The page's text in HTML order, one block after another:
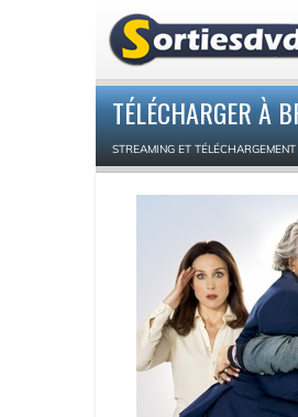
TÉLÉCHARGER À
STREAMING ET